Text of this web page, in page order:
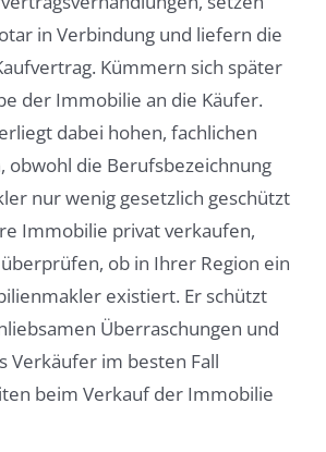
in Verbindung und liefern die
Kümmern sich später
der Immobilie an die Käufer.
dabei hohen, fachlichen
obwohl die Berufsbezeichnung
nur wenig gesetzlich geschützt
Immobilie privat verkaufen,
ob in Ihrer Region ein
existiert. Er schützt
Überraschungen und
Verkäufer im besten Fall
beim Verkauf der Immobilie